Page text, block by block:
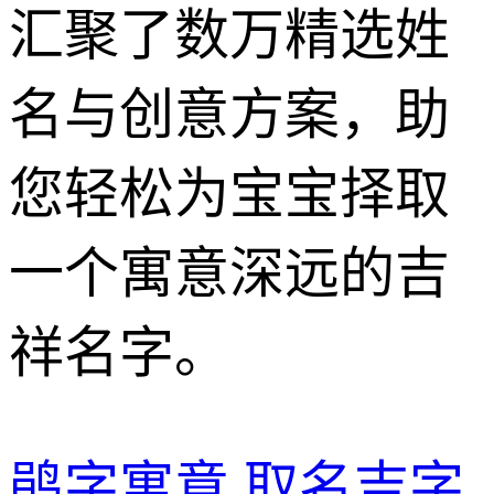
汇聚了数万精选姓
名与创意方案，助
您轻松为宝宝择取
一个寓意深远的吉
祥名字。